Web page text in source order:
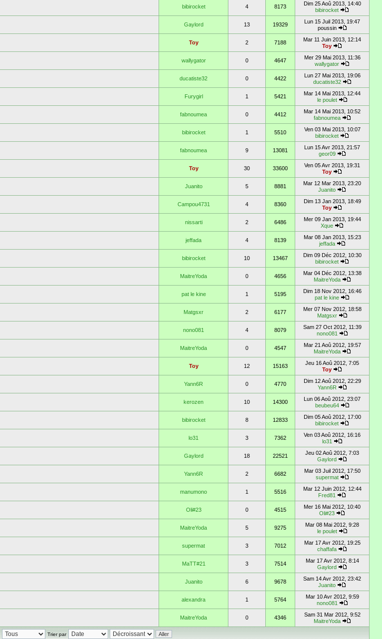
bibirocket 4 8173
Dim 25 Aoû 2013, 14:40
bibirocket
Gaylord 13 19329
Lun 15 Juil 2013, 19:47
poussin
Toy 2 7188
Mar 11 Juin 2013, 12:14
Toy
wallygator 0 4647
Mer 29 Mai 2013, 11:36
wallygator
ducatiste32 0 4422
Lun 27 Mai 2013, 19:06
ducatiste32
Furygirl 1 5421
Mar 14 Mai 2013, 12:44
le poulet
fabnoumea 0 4412
Mar 14 Mai 2013, 10:52
fabnoumea
bibirocket 1 5510
Ven 03 Mai 2013, 10:07
bibirocket
fabnoumea 9 13081
Lun 15 Avr 2013, 21:57
geor09
Toy 30 33600
Ven 05 Avr 2013, 19:31
Toy
Juanito 5 8881
Mar 12 Mar 2013, 23:20
Juanito
Campou4731 4 8360
Dim 13 Jan 2013, 18:49
Toy
nissarti 2 6486
Mer 09 Jan 2013, 19:44
Xque
jeffada 4 8139
Mar 08 Jan 2013, 15:23
jeffada
bibirocket 10 13467
Dim 09 Déc 2012, 10:30
bibirocket
MaitreYoda 0 4656
Mar 04 Déc 2012, 13:38
MaitreYoda
pat le kine 1 5195
Dim 18 Nov 2012, 16:46
pat le kine
Matgsxr 2 6177
Mer 07 Nov 2012, 18:58
Matgsxr
nono081 4 8079
Sam 27 Oct 2012, 11:39
nono081
MaitreYoda 0 4547
Mar 21 Aoû 2012, 19:57
MaitreYoda
Toy 12 15163
Jeu 16 Aoû 2012, 7:05
Toy
Yann6R 0 4770
Dim 12 Aoû 2012, 22:29
Yann6R
kerozen 10 14300
Lun 06 Aoû 2012, 23:07
beubeu64
bibirocket 8 12833
Dim 05 Aoû 2012, 17:00
bibirocket
lo31 3 7362
Ven 03 Aoû 2012, 16:16
lo31
Gaylord 18 22521
Jeu 02 Aoû 2012, 7:03
Gaylord
Yann6R 2 6682
Mar 03 Juil 2012, 17:50
supermat
manumono 1 5516
Mar 12 Juin 2012, 12:44
Fred81
Oli#23 0 4515
Mer 16 Mai 2012, 10:40
Oli#23
MaitreYoda 5 9275
Mar 08 Mai 2012, 9:28
le poulet
supermat 3 7012
Mar 17 Avr 2012, 19:25
chaffafa
MaTT#21 3 7514
Mar 17 Avr 2012, 8:14
Gaylord
Juanito 6 9678
Sam 14 Avr 2012, 23:42
Juanito
alexandra 1 5764
Mar 10 Avr 2012, 9:59
nono081
MaitreYoda 0 4346
Sam 31 Mar 2012, 9:52
MaitreYoda
Trier par